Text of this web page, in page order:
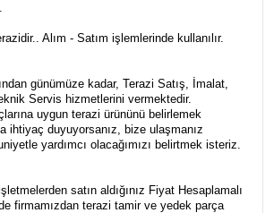
Alım - Satım işlemlerinde kullanılır.
günümüze kadar, Terazi Satış, İmalat,
Servis hizmetlerini vermektedir.
uygun terazi ürününü belirlemek
ihtiyaç duyuyorsanız, bize ulaşmanız
yardımcı olacağımızı belirtmek isteriz.
satın aldığınız Fiyat Hesaplamalı
firmamızdan terazi tamir ve yedek parça